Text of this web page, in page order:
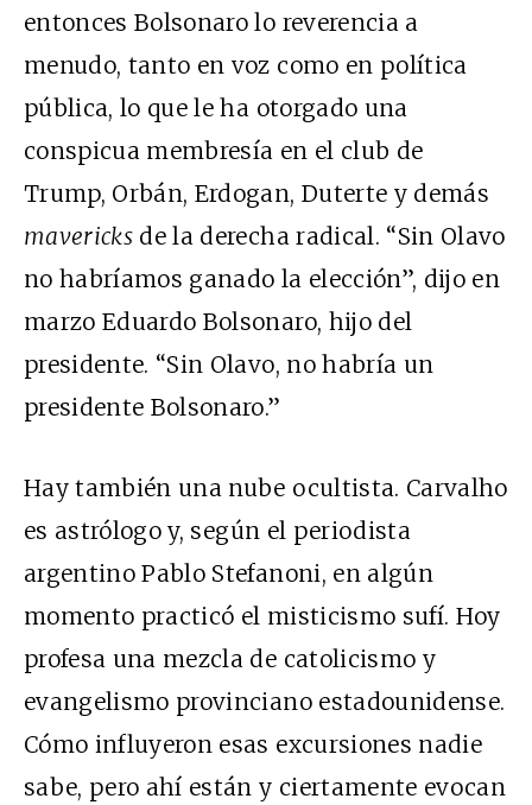
entonces Bolsonaro lo reverencia a
menudo, tanto en voz como en política
pública, lo que le ha otorgado una
conspicua membresía en el club de
Trump, Orbán, Erdogan, Duterte y demás
mavericks de la derecha radical. “Sin Olavo
no habríamos ganado la elección”, dijo en
marzo Eduardo Bolsonaro, hijo del
presidente. “Sin Olavo, no habría un
presidente Bolsonaro.”
Hay también una nube ocultista. Carvalho
es astrólogo y, según el periodista
argentino Pablo Stefanoni, en algún
momento practicó el misticismo sufí. Hoy
profesa una mezcla de catolicismo y
evangelismo provinciano estadounidense.
Cómo influyeron esas excursiones nadie
sabe, pero ahí están y ciertamente evocan